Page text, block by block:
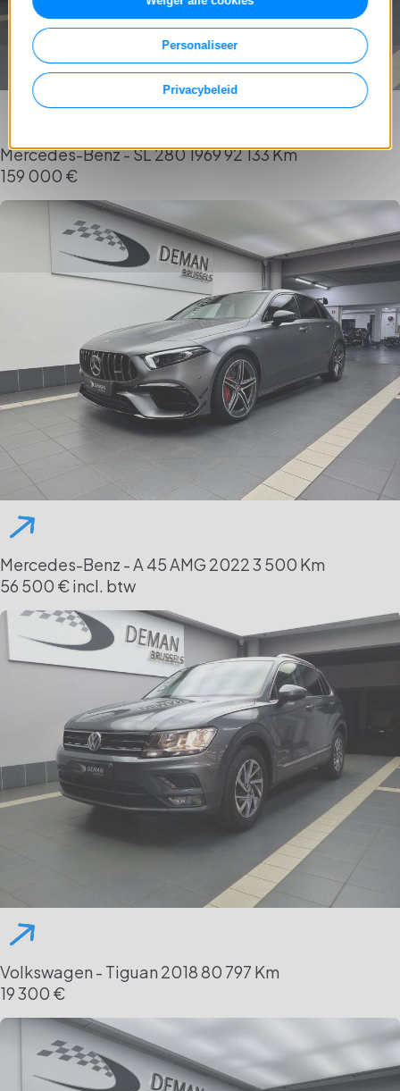
Mercedes-Benz - SL 280196992 133 Km
159 000 €
Mercedes-Benz - A 45 AMG 2022 3 500 Km
56 500 € incl. btw
Volkswagen - Tiguan 201880 797 Km
19 300 €
Personaliseer
Privacybeleid